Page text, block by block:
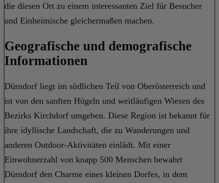
die diesen Ort zu einem interessanten Ziel für Besucher
und Einheimische gleichermaßen machen.
Geografische und demografische
Informationen
Dürndorf liegt im südlichen Teil von Oberösterreich und
ist von den sanften Hügeln und weitläufigen Wiesen des
Bezirks Kirchdorf umgeben. Diese Region ist bekannt für
ihre idyllische Landschaft, die zu Wanderungen und
anderen Outdoor-Aktivitäten einlädt. Mit einer
Einwohnerzahl von knapp 500 Menschen bewahrt
Dürndorf den Charme eines kleinen Dorfes, in dem